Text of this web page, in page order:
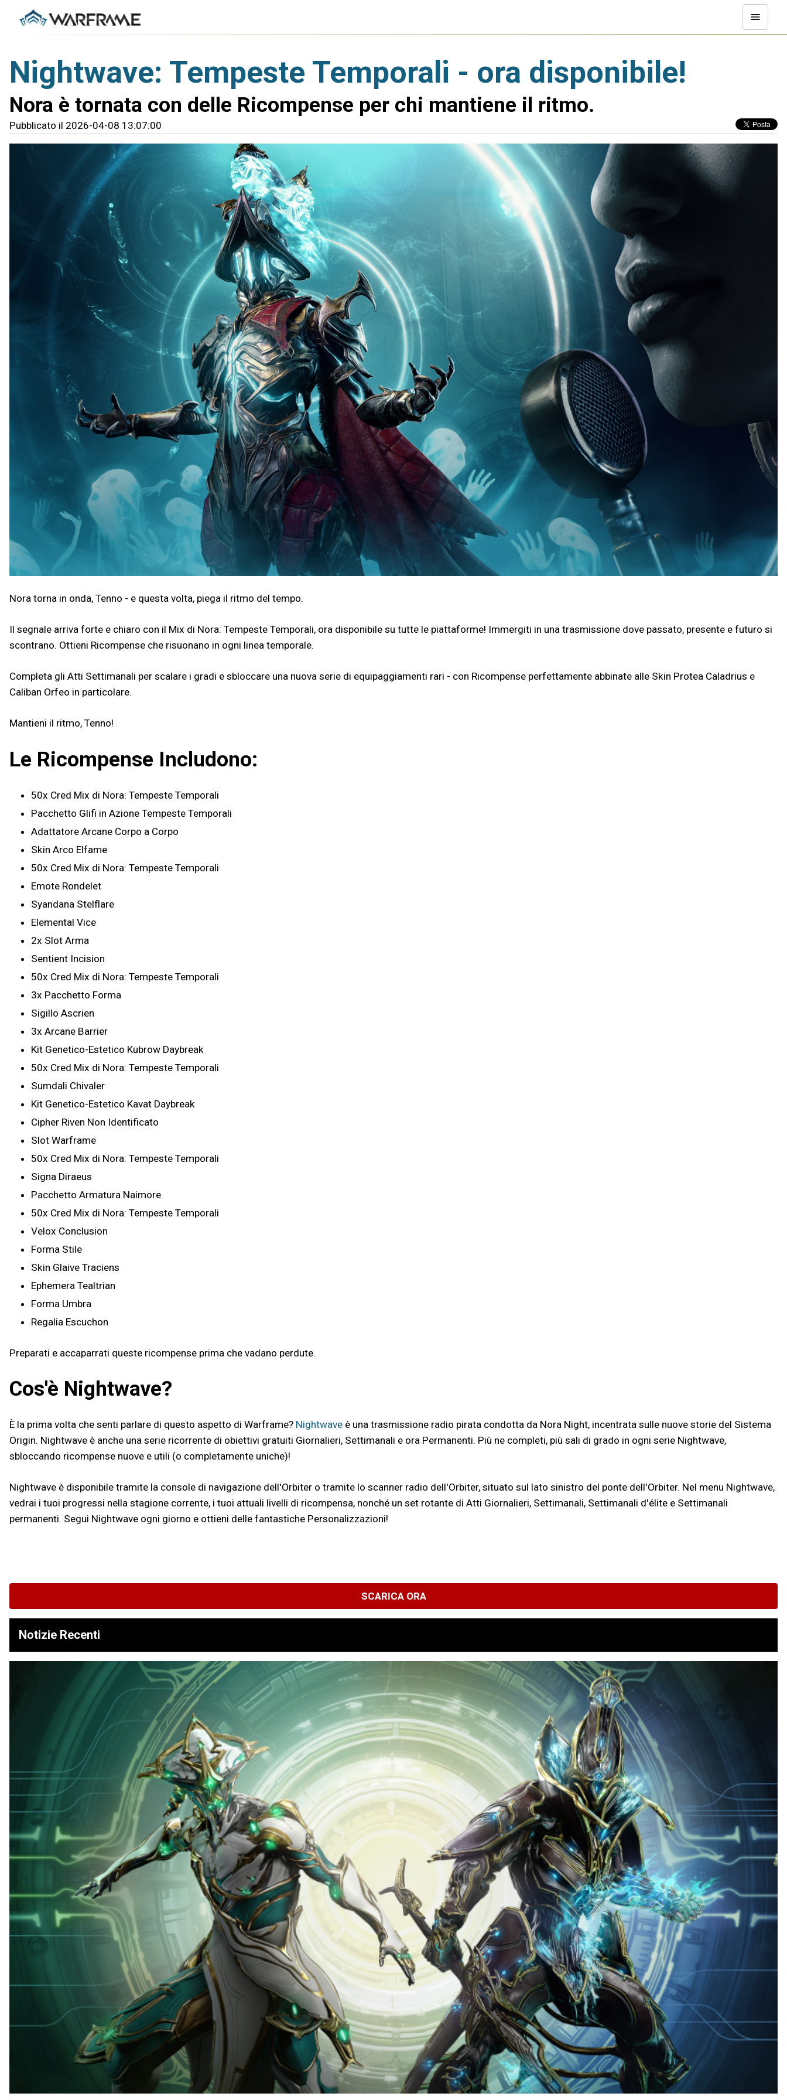
Nightwave: Tempeste Temporali - ora disponibile!
Nora è tornata con delle Ricompense per chi mantiene il ritmo.
Pubblicato il 2026-04-08 13:07:00
Nora torna in onda, Tenno - e questa volta, piega il ritmo del tempo.
Il segnale arriva forte e chiaro con il Mix di Nora: Tempeste Temporali, ora disponibile su tutte le piattaforme! Immergiti in una trasmissione dove passato, presente e futuro si
scontrano. Ottieni Ricompense che risuonano in ogni linea temporale.
Completa gli Atti Settimanali per scalare i gradi e sbloccare una nuova serie di equipaggiamenti rari - con Ricompense perfettamente abbinate alle Skin Protea Caladrius e
Caliban Orfeo in particolare.
Mantieni il ritmo, Tenno!
Le Ricompense Includono:
50x Cred Mix di Nora: Tempeste Temporali
Pacchetto Glifi in Azione Tempeste Temporali
Adattatore Arcane Corpo a Corpo
Skin Arco Elfame
50x Cred Mix di Nora: Tempeste Temporali
Emote Rondelet
Syandana Stelflare
Elemental Vice
2x Slot Arma
Sentient Incision
50x Cred Mix di Nora: Tempeste Temporali
3x Pacchetto Forma
Sigillo Ascrien
3x Arcane Barrier
Kit Genetico-Estetico Kubrow Daybreak
50x Cred Mix di Nora: Tempeste Temporali
Sumdali Chivaler
Kit Genetico-Estetico Kavat Daybreak
Cipher Riven Non Identificato
Slot Warframe
50x Cred Mix di Nora: Tempeste Temporali
Signa Diraeus
Pacchetto Armatura Naimore
50x Cred Mix di Nora: Tempeste Temporali
Velox Conclusion
Forma Stile
Skin Glaive Traciens
Ephemera Tealtrian
Forma Umbra
Regalia Escuchon
Preparati e accaparrati queste ricompense prima che vadano perdute.
Cos'è Nightwave?
È la prima volta che senti parlare di questo aspetto di Warframe? Nightwave è una trasmissione radio pirata condotta da Nora Night, incentrata sulle nuove storie del Sistema
Origin. Nightwave è anche una serie ricorrente di obiettivi gratuiti Giornalieri, Settimanali e ora Permanenti. Più ne completi, più sali di grado in ogni serie Nightwave,
sbloccando ricompense nuove e utili (o completamente uniche)!
Nightwave è disponibile tramite la console di navigazione dell'Orbiter o tramite lo scanner radio dell'Orbiter, situato sul lato sinistro del ponte dell'Orbiter. Nel menu Nightwave,
vedrai i tuoi progressi nella stagione corrente, i tuoi attuali livelli di ricompensa, nonché un set rotante di Atti Giornalieri, Settimanali, Settimanali d'élite e Settimanali
permanenti. Segui Nightwave ogni giorno e ottieni delle fantastiche Personalizzazioni!
SCARICA ORA
Notizie Recenti